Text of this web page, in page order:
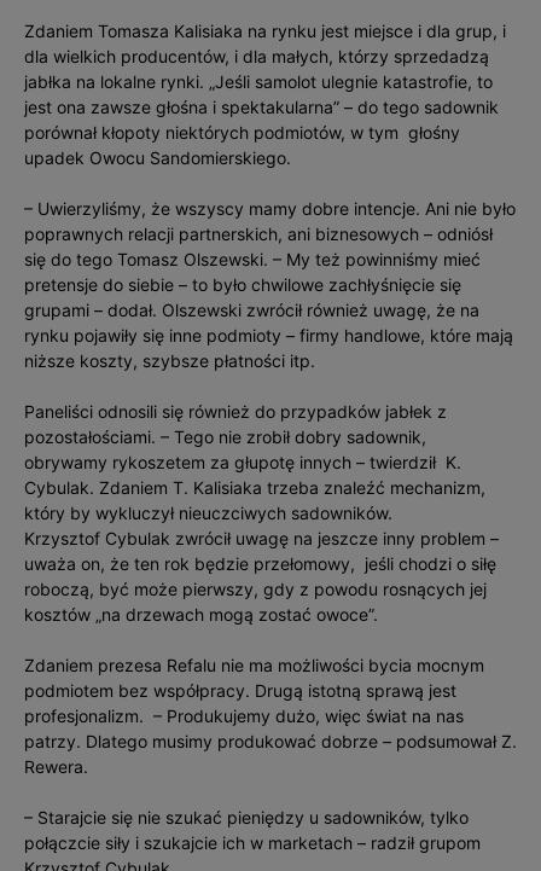
Zdaniem Tomasza Kalisiaka na rynku jest miejsce i dla grup, i
dla wielkich producentów, i dla małych, którzy sprzedadzą
jabłka na lokalne rynki. „Jeśli samolot ulegnie katastrofie, to
jest ona zawsze głośna i spektakularna” – do tego sadownik
porównał kłopoty niektórych podmiotów, w tym głośny
upadek Owocu Sandomierskiego.
– Uwierzyliśmy, że wszyscy mamy dobre intencje. Ani nie było
poprawnych relacji partnerskich, ani biznesowych – odniósł
się do tego Tomasz Olszewski. – My też powinniśmy mieć
pretensje do siebie – to było chwilowe zachłyśnięcie się
grupami – dodał. Olszewski zwrócił również uwagę, że na
rynku pojawiły się inne podmioty – firmy handlowe, które mają
niższe koszty, szybsze płatności itp.
Paneliści odnosili się również do przypadków jabłek z
pozostałościami. – Tego nie zrobił dobry sadownik,
obrywamy rykoszetem za głupotę innych – twierdził K.
Cybulak. Zdaniem T. Kalisiaka trzeba znaleźć mechanizm,
który by wykluczył nieuczciwych sadowników.
Krzysztof Cybulak zwrócił uwagę na jeszcze inny problem –
uważa on, że ten rok będzie przełomowy, jeśli chodzi o siłę
roboczą, być może pierwszy, gdy z powodu rosnących jej
kosztów „na drzewach mogą zostać owoce”.
Zdaniem prezesa Refalu nie ma możliwości bycia mocnym
podmiotem bez współpracy. Drugą istotną sprawą jest
profesjonalizm. – Produkujemy dużo, więc świat na nas
patrzy. Dlatego musimy produkować dobrze – podsumował Z.
Rewera.
– Starajcie się nie szukać pieniędzy u sadowników, tylko
połączcie siły i szukajcie ich w marketach – radził grupom